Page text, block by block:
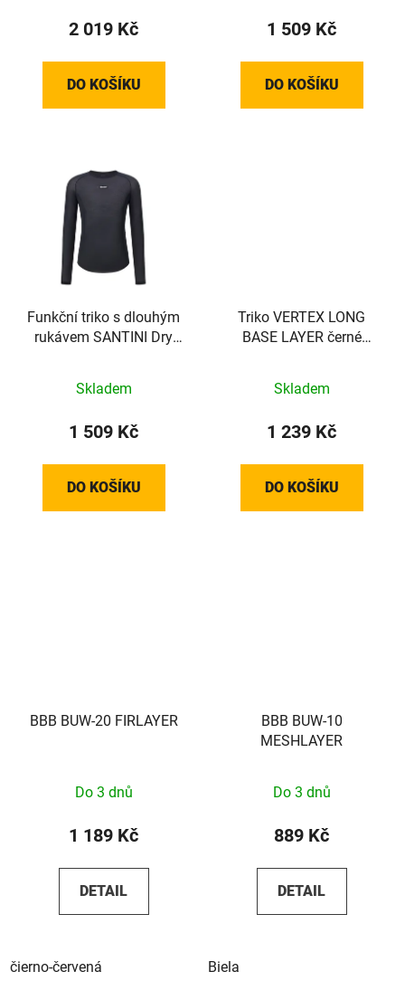
2 019 Kč
DO KOŠÍKU
1 509 Kč
DO KOŠÍKU
Funkční triko s dlouhým
rukávem SANTINI Dry
Skladem
1 509 Kč
DO KOŠÍKU
Triko VERTEX LONG
BASE LAYER černé
Skladem
1 239 Kč
DO KOŠÍKU
BBB BUW-20 FIRLAYER
Do 3 dnů
1 189 Kč
DETAIL
čierno-červená
BBB BUW-10
MESHLAYER
Do 3 dnů
889 Kč
DETAIL
Biela